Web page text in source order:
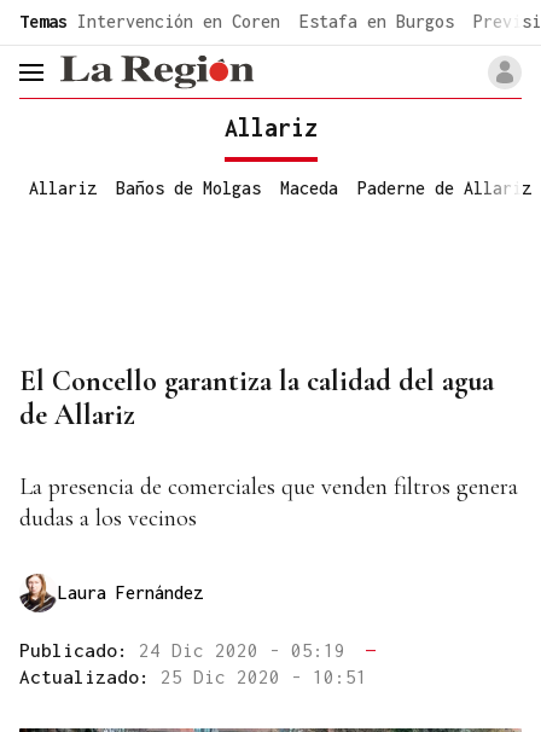
common.go-to-content
Temas Intervención en Coren Estafa en Burgos
header.menu.open
Allariz
Allariz Baños de Molgas Maceda Paderne de Allariz
El Concello garantiza la calidad del agua
de Allariz
La presencia de comerciales que venden filtros genera
dudas a los vecinos
Laura Fernández
Publicado: 24 Dic 2020 - 05:19
—
Actualizado: 25 Dic 2020 - 10:51